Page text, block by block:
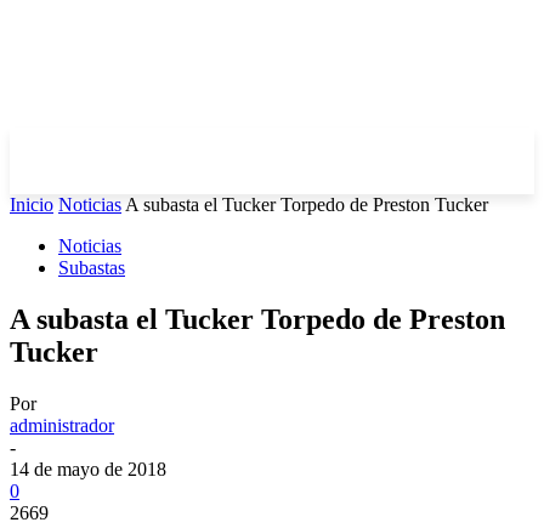
Inicio Noticias A subasta el Tucker Torpedo de Preston Tucker
Noticias
Subastas
A subasta el Tucker Torpedo de Preston
Tucker
Por
administrador
-
14 de mayo de 2018
0
2669